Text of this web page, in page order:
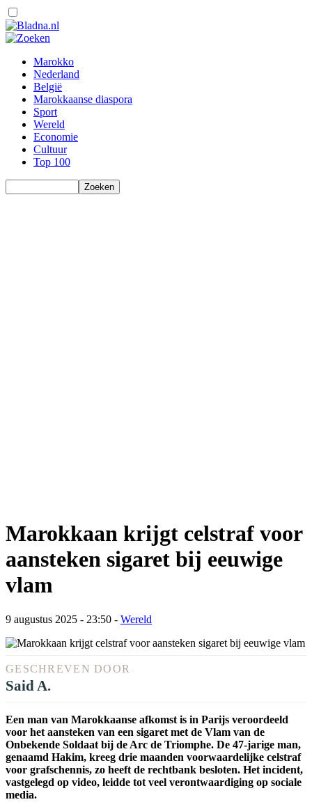
Marokko
Nederland
België
Marokkaanse diaspora
Sport
Wereld
Economie
Cultuur
Top 100
Marokkaan krijgt celstraf voor
aansteken sigaret bij eeuwige
vlam
9 augustus 2025 - 23:50 - Wereld
GESCHREVEN DOOR
Said A.
Een man van Marokkaanse afkomst is in Parijs veroordeeld
voor het aansteken van een sigaret met de Vlam van de
Onbekende Soldaat bij de Arc de Triomphe. De 47-jarige man,
genaamd Hakim, kreeg drie maanden voorwaardelijke celstraf
voor grafschennis, zo heeft de rechtbank besloten. Het incident,
vastgelegd op video, leidde tot veel verontwaardiging op sociale
media.